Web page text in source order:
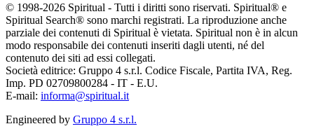
© 1998-2026 Spiritual - Tutti i diritti sono riservati. Spiritual® e
Spiritual Search® sono marchi registrati. La riproduzione anche
parziale dei contenuti di Spiritual è vietata. Spiritual non è in alcun
modo responsabile dei contenuti inseriti dagli utenti, né del
contenuto dei siti ad essi collegati.
Società editrice: Gruppo 4 s.r.l. Codice Fiscale, Partita IVA, Reg.
Imp. PD 02709800284 - IT - E.U.
E-mail: informa@spiritual.it
Engineered by Gruppo 4 s.r.l.